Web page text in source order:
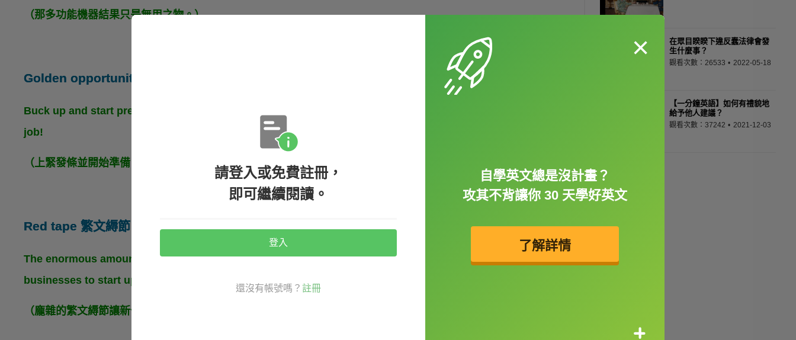
（那多功能機器結果只是無用之物。）
Golden opportunity 千載
Buck up and start preparing so you won’t miss the golden opportunity to get your first
job!
（上緊發條並開始準備，你才不會錯失得到第一份工作的好機會！）
Red tape 繁文縟節
The enormous amount of red tape resulted in making it almost impossible for new
businesses to start up.
（龐雜的繁文縟節讓新公司幾乎不可能可以開創。）
在眾目睽睽下違反蠢法律會發
生什麼事？
觀看次數：26533 2022-05-18
【一分鐘英語】如何有禮貌地
給予他人建議？
觀看次數：37242 2021-12-03
×
請登入或免費註冊，
即可繼續閱讀。
登入
還沒有帳號嗎？ 註冊
自學英文總是沒計畫？
攻其不背讓你 30 天學好英文
了解詳情